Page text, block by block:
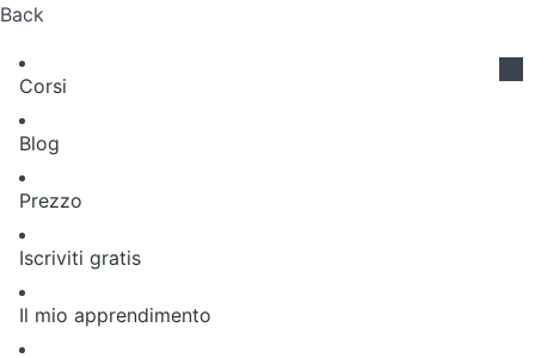
Back
Corsi
Blog
Prezzo
Iscriviti gratis
Il mio apprendimento